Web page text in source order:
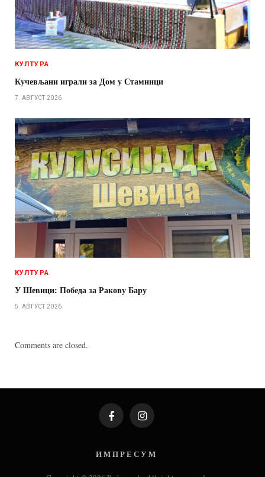
КУЛТУРА
Кучевљани играли за Дом у Стамници
7. АВГУСТ 2026.
КУЛТУРА
У Шевици: Победа за Ракову Бару
5. АВГУСТ 2026.
Comments are closed.
FacebookInstagram
И М П Р Е С У М